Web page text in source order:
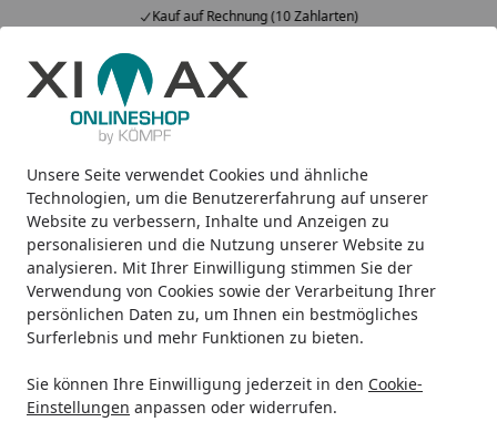
Unsere Seite verwendet Cookies und ähnliche
Technologien, um die Benutzererfahrung auf unserer
Website zu verbessern, Inhalte und Anzeigen zu
personalisieren und die Nutzung unserer Website zu
analysieren. Mit Ihrer Einwilligung stimmen Sie der
Verwendung von Cookies sowie der Verarbeitung Ihrer
persönlichen Daten zu, um Ihnen ein bestmögliches
Surferlebnis und mehr Funktionen zu bieten.
Sie können Ihre Einwilligung jederzeit in den Cookie-
Einstellungen anpassen oder widerrufen.
Kauf auf Rechnung (10 Zahlarten)
Alle Produkte
Mein Konto
Suchen
Startseite
Wie Gutschein einlösen?
Wie kann ich einen Gutschein /
Rabattcode einlösen?
Wertgutschein:Sie finden Ihren individuellen
Gutscheincodeauf Ihrem Gutschein. Diesen Code
eingeben. Der entsprechende Betrag wird Ihrer
Rechnungautomatisch abgezogenund der